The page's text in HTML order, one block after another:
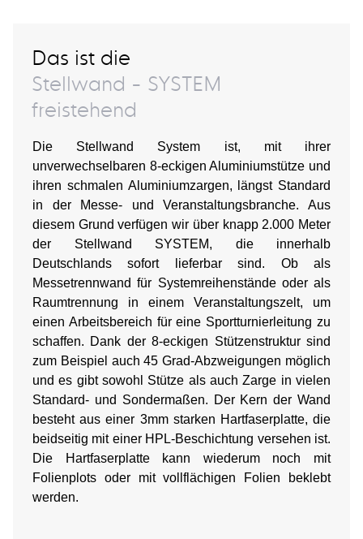
Das ist die
Stellwand - SYSTEM
freistehend
Die Stellwand System ist, mit ihrer
unverwechselbaren 8-eckigen Aluminiumstütze und
ihren schmalen Aluminiumzargen, längst Standard
in der Messe- und Veranstaltungsbranche. Aus
diesem Grund verfügen wir über knapp 2.000 Meter
der Stellwand SYSTEM, die innerhalb
Deutschlands sofort lieferbar sind. Ob als
Messetrennwand für Systemreihenstände oder als
Raumtrennung in einem Veranstaltungszelt, um
einen Arbeitsbereich für eine Sportturnierleitung zu
schaffen. Dank der 8-eckigen Stützenstruktur sind
zum Beispiel auch 45 Grad-Abzweigungen möglich
und es gibt sowohl Stütze als auch Zarge in vielen
Standard- und Sondermaßen. Der Kern der Wand
besteht aus einer 3mm starken Hartfaserplatte, die
beidseitig mit einer HPL-Beschichtung versehen ist.
Die Hartfaserplatte kann wiederum noch mit
Folienplots oder mit vollflächigen Folien beklebt
werden.